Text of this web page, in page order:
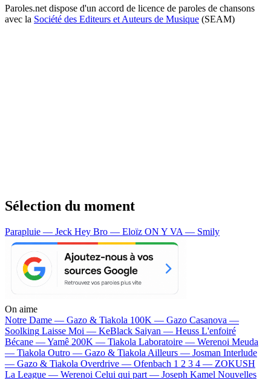
Paroles.net dispose d'un accord de licence de paroles de chansons
avec la Société des Editeurs et Auteurs de Musique (SEAM)
Sélection du moment
Parapluie — Jeck Hey Bro — Eloïz ON Y VA — Smily
On aime
Notre Dame — Gazo & Tiakola 100K — Gazo Casanova —
Soolking Laisse Moi — KeBlack Saiyan — Heuss L'enfoiré
Bécane —Yamê 200K — Tiakola Laboratoire — Werenoi Meuda
— Tiakola Outro — Gazo & Tiakola Ailleurs — Josman Interlude
— Gazo & Tiakola Overdrive — Ofenbach 1 2 3 4 — ZOKUSH
La League — Werenoi Celui qui part — Joseph Kamel Nouvelles